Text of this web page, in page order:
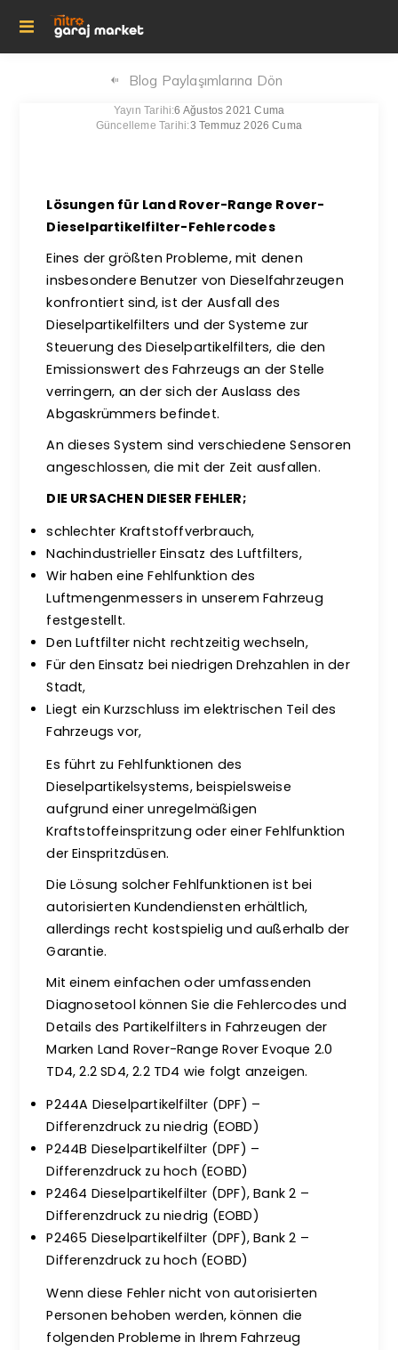
Blog Paylaşımlarına Dön
Yayın Tarihi:6 Ağustos 2021 Cuma
Güncelleme Tarihi:3 Temmuz 2026 Cuma
Lösungen für Land Rover-Range Rover-
Dieselpartikelfilter-Fehlercodes
Eines der größten Probleme, mit denen
insbesondere Benutzer von Dieselfahrzeugen
konfrontiert sind, ist der Ausfall des
Dieselpartikelfilters und der Systeme zur
Steuerung des Dieselpartikelfilters, die den
Emissionswert des Fahrzeugs an der Stelle
verringern, an der sich der Auslass des
Abgaskrümmers befindet.
An dieses System sind verschiedene Sensoren
angeschlossen, die mit der Zeit ausfallen.
DIE URSACHEN DIESER FEHLER;
schlechter Kraftstoffverbrauch,
Nachindustrieller Einsatz des Luftfilters,
Wir haben eine Fehlfunktion des
Luftmengenmessers in unserem Fahrzeug
festgestellt.
Den Luftfilter nicht rechtzeitig wechseln,
Für den Einsatz bei niedrigen Drehzahlen in der
Stadt,
Liegt ein Kurzschluss im elektrischen Teil des
Fahrzeugs vor,
Es führt zu Fehlfunktionen des
Dieselpartikelsystems, beispielsweise
aufgrund einer unregelmäßigen
Kraftstoffeinspritzung oder einer Fehlfunktion
der Einspritzdüsen.
Die Lösung solcher Fehlfunktionen ist bei
autorisierten Kundendiensten erhältlich,
allerdings recht kostspielig und außerhalb der
Garantie.
Mit einem einfachen oder umfassenden
Diagnosetool können Sie die Fehlercodes und
Details des Partikelfilters in Fahrzeugen der
Marken Land Rover-Range Rover Evoque 2.0
TD4, 2.2 SD4, 2.2 TD4 wie folgt anzeigen.
P244A Dieselpartikelfilter (DPF) –
Differenzdruck zu niedrig (EOBD)
P244B Dieselpartikelfilter (DPF) –
Differenzdruck zu hoch (EOBD)
P2464 Dieselpartikelfilter (DPF), Bank 2 –
Differenzdruck zu niedrig (EOBD)
P2465 Dieselpartikelfilter (DPF), Bank 2 –
Differenzdruck zu hoch (EOBD)
Wenn diese Fehler nicht von autorisierten
Personen behoben werden, können die
folgenden Probleme in Ihrem Fahrzeug